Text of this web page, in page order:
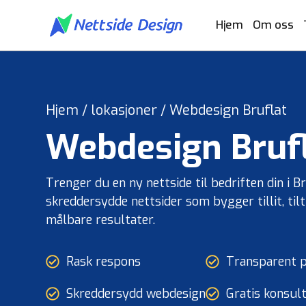
Hjem Om oss
Designtjenester
UI UX Design
Webapplikasjonsdesign
Portefølje Webdesign
B2B e-handels webdesign
Frontend
Backend utvikling
CMS utvikling
Nettsideutvikling
og
Hvit etikett
Reise og gjestfrihet
Reisebyråer
Arrangementer og opplevelser
Hvem vi er og hva vi gjør.
Karrierer
Vanlige spørsmål
Få et
Hjem / lokasjoner /Webdesign Bruflat
Webdesign
Trenger du en ny nettside til bedriften din i
skreddersydde nettsider som bygger tillit,
målbare resultater.
Rask respons
Skreddersydd webdesign
Transparent
Gratis